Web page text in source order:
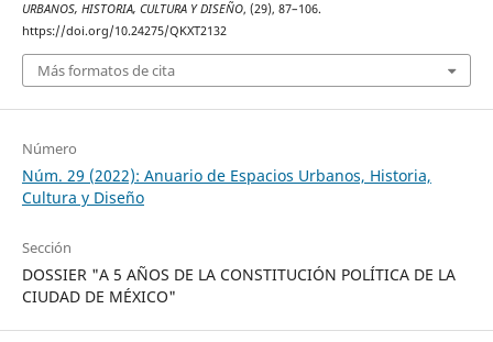
URBANOS, HISTORIA, CULTURA Y DISEÑO, (29), 87–106.
https://doi.org/10.24275/QKXT2132
Más formatos de cita
Número
Núm. 29 (2022): Anuario de Espacios Urbanos, Historia,
Cultura y Diseño
Sección
DOSSIER "A 5 AÑOS DE LA CONSTITUCIÓN POLÍTICA DE LA
CIUDAD DE MÉXICO"